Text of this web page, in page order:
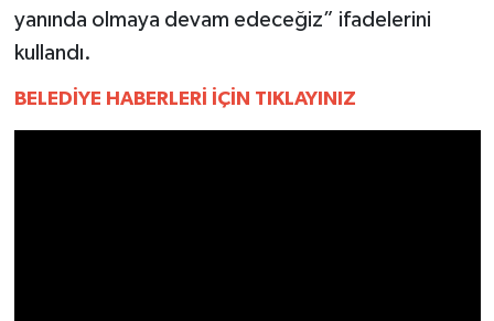
yanında olmaya devam edeceğiz” ifadelerini
kullandı.
BELEDİYE HABERLERİ İÇİN TIKLAYINIZ
DENİZLİ